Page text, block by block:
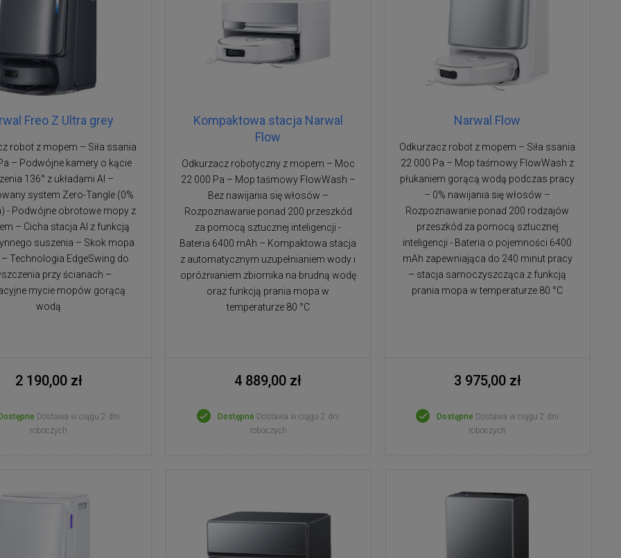
Freo Z Ultra grey
robot z mopem – Siła ssania
– Podwójne kamery o kącie
136° z układami AI –
system Zero-Tangle (0%
- Podwójne obrotowe mopy z
– Cicha stacja AI z funkcją
suszenia – Skok mopa
Technologia EdgeSwing do
przy ścianach –
mycie mopów gorącą
wodą
2 190,00 zł
Dostępne Dostawa w ciągu 2 dni
roboczych
Kompaktowa stacja Narwal
Flow
Odkurzacz robotyczny z mopem – Moc
22 000 Pa – Mop taśmowy FlowWash –
Bez nawijania się włosów –
Rozpoznawanie ponad 200 przeszkód
za pomocą sztucznej inteligencji -
Bateria 6400 mAh – Kompaktowa stacja
z automatycznym uzupełnianiem wody i
opróżnianiem zbiornika na brudną wodę
oraz funkcją prania mopa w
temperaturze 80 °C
4 889,00 zł
Dostępne Dostawa w ciągu 2 dni
roboczych
Narwal Flow
Odkurzacz robot z mopem – Siła ssania
22 000 Pa – Mop taśmowy FlowWash z
płukaniem gorącą wodą podczas pracy
– 0% nawijania się włosów –
Rozpoznawanie ponad 200 rodzajów
przeszkód za pomocą sztucznej
inteligencji - Bateria o pojemności 6400
mAh zapewniająca do 240 minut pracy
– stacja samoczyszcząca z funkcją
prania mopa w temperaturze 80 °C
3 975,00 zł
Dostępne Dostawa w ciągu 2 dni
roboczych